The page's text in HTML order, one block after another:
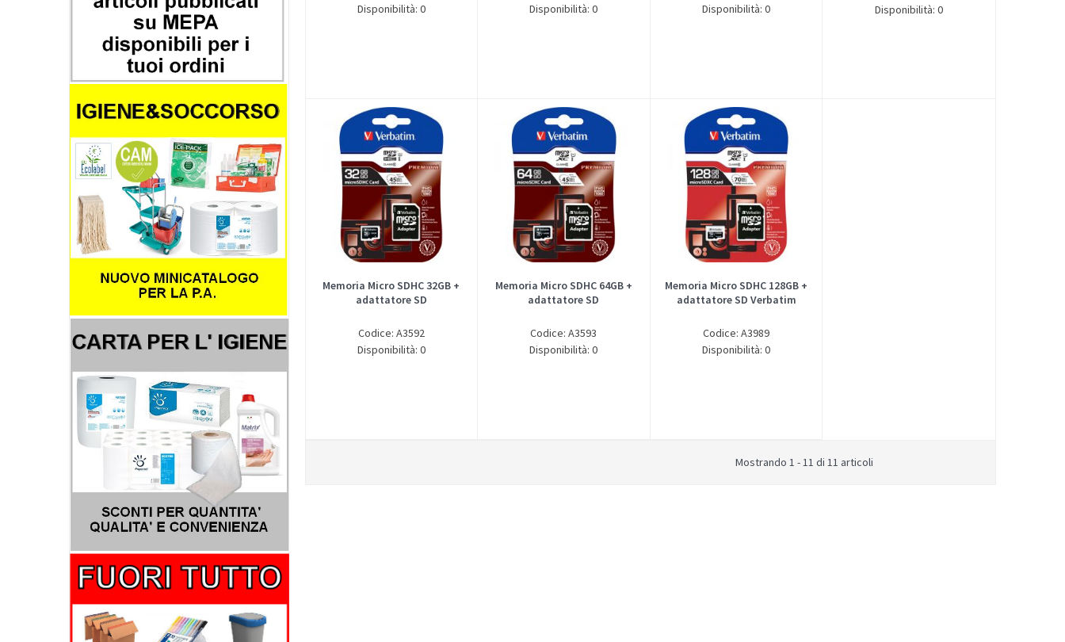
Disponibilità: 0
Disponibilità: 0
Disponibilità: 0
Disponibilità: 0
Memoria Micro SDHC 32GB +
adattatore SD
Codice: A3592
Disponibilità: 0
Memoria Micro SDHC 64GB +
adattatore SD
Codice: A3593
Disponibilità: 0
Memoria Micro SDHC 128GB +
adattatore SD Verbatim
Codice: A3989
Disponibilità: 0
Mostrando 1 - 11 di 11 articoli